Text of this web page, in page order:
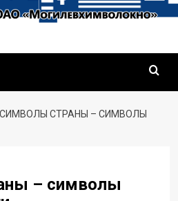
СИМВОЛЫ СТРАНЫ – СИМВОЛЫ
– символы